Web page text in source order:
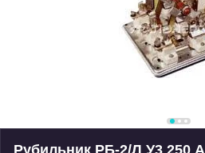
Рубильник РБ-2/Л У3 250 А